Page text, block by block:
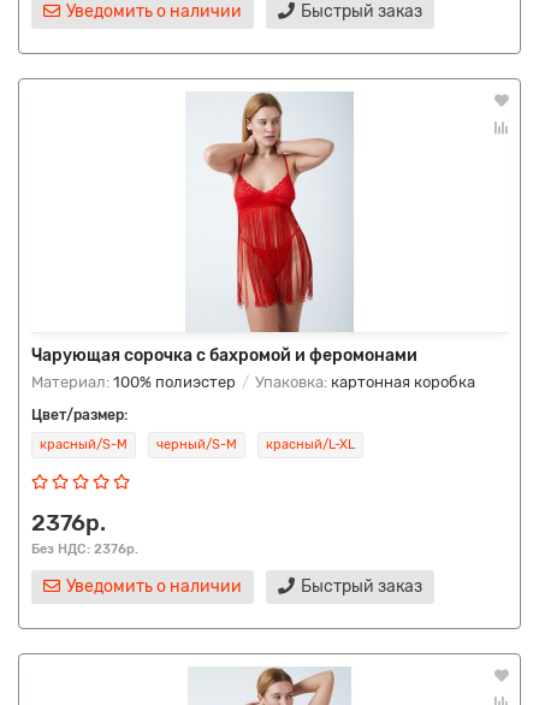
Уведомить о наличии Быстрый заказ
Чарующая сорочка с бахромой и феромонами
Материал: 100% полиэстер Упаковка: картонная коробка
Цвет/размер:
красный/S-M черный/S-M красный/L-XL
2376р.
Без НДС: 2376р.
Уведомить о наличии Быстрый заказ